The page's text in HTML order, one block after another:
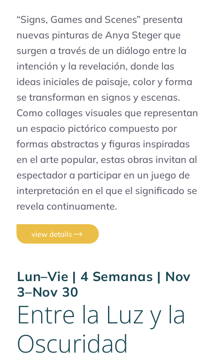
“Signs, Games and Scenes” presenta
nuevas pinturas de Anya Steger que
surgen a través de un diálogo entre la
intención y la revelación, donde las
ideas iniciales de paisaje, color y forma
se transforman en signos y escenas.
Como collages visuales que representan
un espacio pictórico compuesto por
formas abstractas y figuras inspiradas
en el arte popular, estas obras invitan al
espectador a participar en un juego de
interpretación en el que el significado se
revela continuamente.
view details
Lun–Vie | 4 Semanas | Nov
3–Nov 30
Entre la Luz y la
Oscuridad